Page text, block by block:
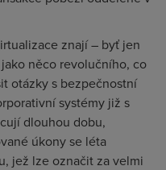
znají – byť jen
něco revolučního, co
otázky s bezpečnostní
systémy již s
dlouhou dobu,
úkony se léta
jež lze označit za velmi